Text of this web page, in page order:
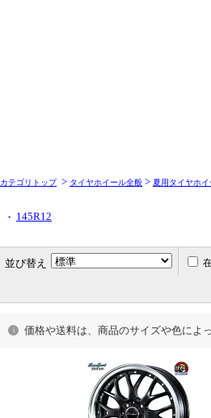
カテゴリトップ> タイヤホイール全般 > 夏用タイヤホイ
・ 145R12
並び替え
価格や送料は、商品のサイズや色によ